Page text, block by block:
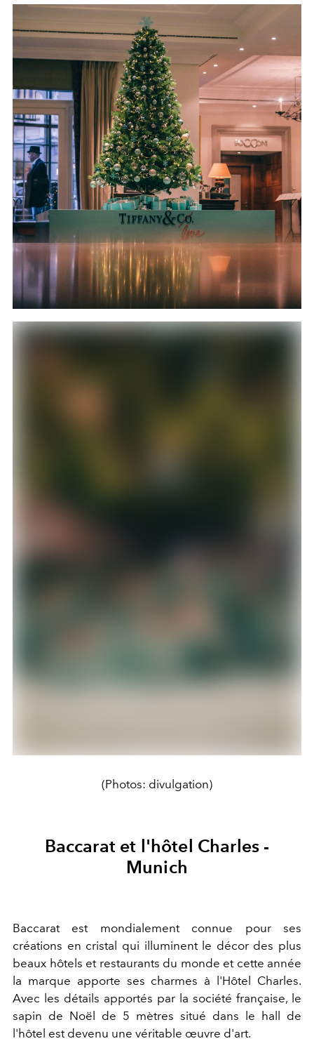
(Photos: divulgation)
Baccarat et l'hôtel Charles -
Munich
Baccarat est mondialement connue pour ses
créations en cristal qui illuminent le décor des plus
beaux hôtels et restaurants du monde et cette année
la marque apporte ses charmes à l'Hôtel Charles.
Avec les détails apportés par la société française, le
sapin de Noël de 5 mètres situé dans le hall de
l'hôtel est devenu une véritable œuvre d'art.